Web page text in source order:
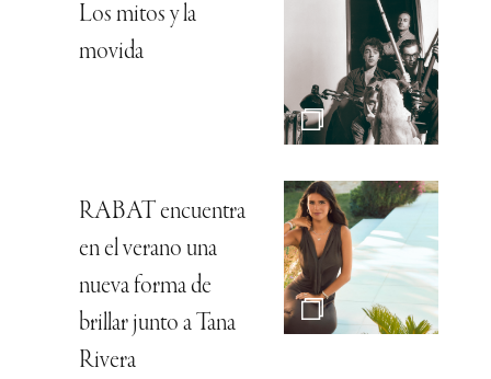
Los mitos y la
movida
RABAT encuentra
en el verano una
nueva forma de
brillar junto a Tana
Rivera